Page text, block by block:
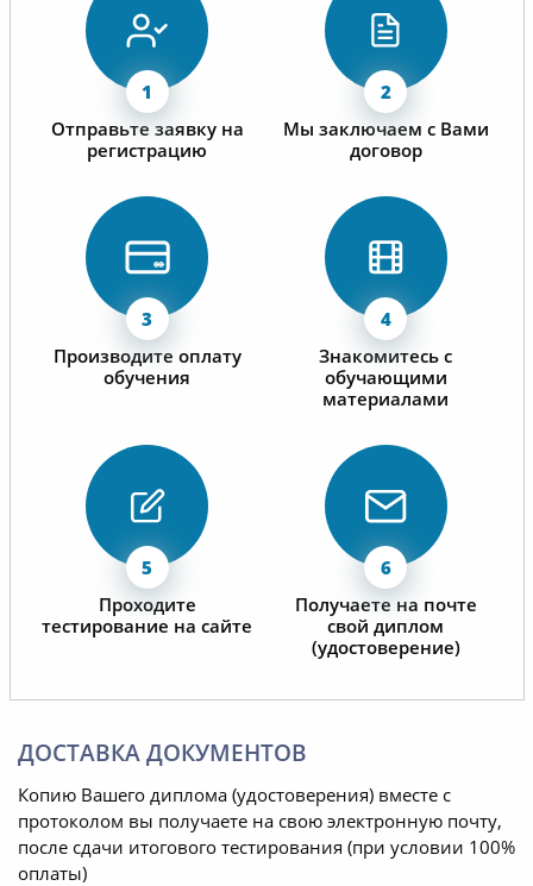
Отправьте заявку на
регистрацию
Мы заключаем с Вами
договор
Производите оплату
обучения
Знакомитесь с
обучающими
материалами
Проходите
тестирование на сайте
Получаете на почте
свой диплом
(удостоверение)
ДОСТАВКА ДОКУМЕНТОВ
Копию Вашего диплома (удостоверения) вместе с
протоколом вы получаете на свою электронную почту,
после сдачи итогового тестирования (при условии 100%
оплаты)